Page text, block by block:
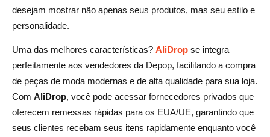
desejam mostrar não apenas seus produtos, mas seu estilo e
personalidade.
Uma das melhores características? AliDrop se integra
perfeitamente aos vendedores da Depop, facilitando a compra
de peças de moda modernas e de alta qualidade para sua loja.
Com AliDrop, você pode acessar fornecedores privados que
oferecem remessas rápidas para os EUA/UE, garantindo que
seus clientes recebam seus itens rapidamente enquanto você